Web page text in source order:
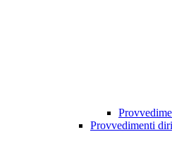
Provvedimenti